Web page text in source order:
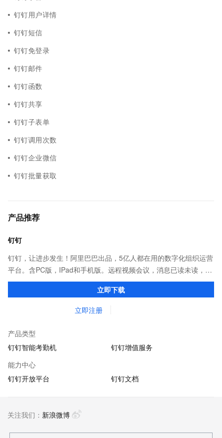
钉钉用户详情
钉钉短信
钉钉免登录
钉钉邮件
钉钉函数
钉钉共享
钉钉子表单
钉钉调用次数
钉钉企业微信
钉钉批量获取
产品推荐
钉钉
钉钉，让进步发生！阿里巴巴出品，5亿人都在用的数字化组织运营
平台。含PC版，IPad和手机版。远程视频会议，消息已读未读，
DING消息任务管理，让沟通更高效；移动办公考勤，审批，钉闪
会，钉钉文档，钉钉教育解决方案。
立即下载
立即注册
产品类型
钉钉智能考勤机
钉钉增值服务
能力中心
钉钉开放平台
钉钉文档
关注我们： 新浪微博